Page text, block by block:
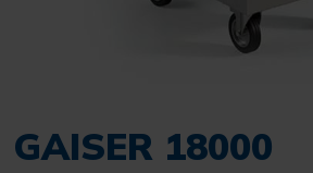
GAISER 18000